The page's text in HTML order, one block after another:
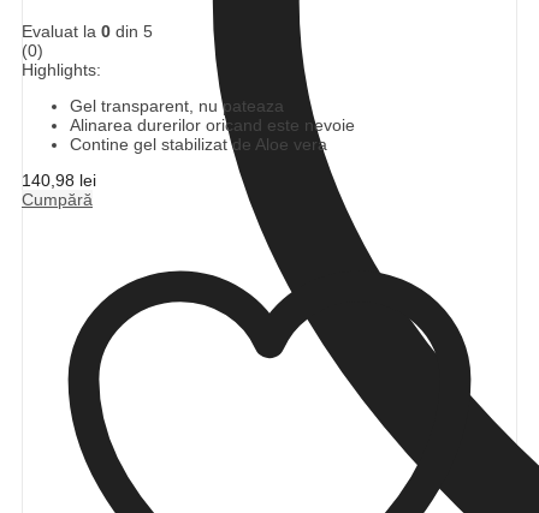
Evaluat la 0 din 5
(0)
Highlights:
Gel transparent, nu pateaza
Alinarea durerilor oricand este nevoie
Contine gel stabilizat de Aloe vera
140,98 lei
Cumpără